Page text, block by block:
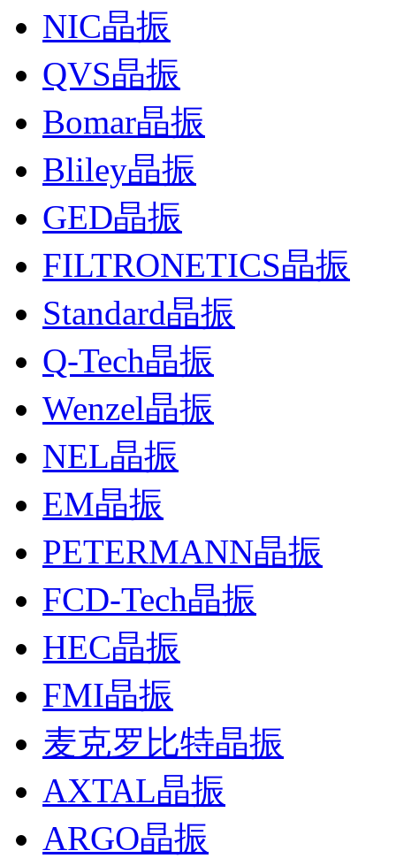
NIC晶振
QVS晶振
Bomar晶振
Bliley晶振
GED晶振
FILTRONETICS晶振
Standard晶振
Q-Tech晶振
Wenzel晶振
NEL晶振
EM晶振
PETERMANN晶振
FCD-Tech晶振
HEC晶振
FMI晶振
麦克罗比特晶振
AXTAL晶振
ARGO晶振